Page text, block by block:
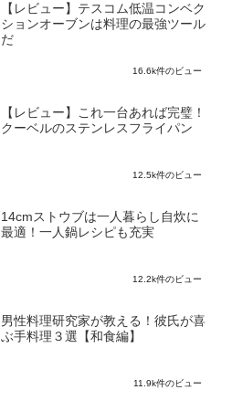
【レビュー】テスコム低温コンベク
ションオーブンは料理の最強ツール
だ
16.6k件のビュー
【レビュー】これ一台あれば完璧！
クーベルのステンレスフライパン
12.5k件のビュー
14cmストウブは一人暮らし自炊に
最適！一人鍋レシピも充実
12.2k件のビュー
男性料理研究家が教える！彼氏が喜
ぶ手料理３選【和食編】
11.9k件のビュー